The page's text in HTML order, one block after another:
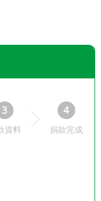
3
資料
4
捐款完成